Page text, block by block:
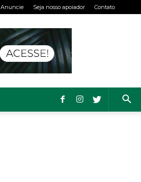
Anuncie Seja nosso apoiador Contato